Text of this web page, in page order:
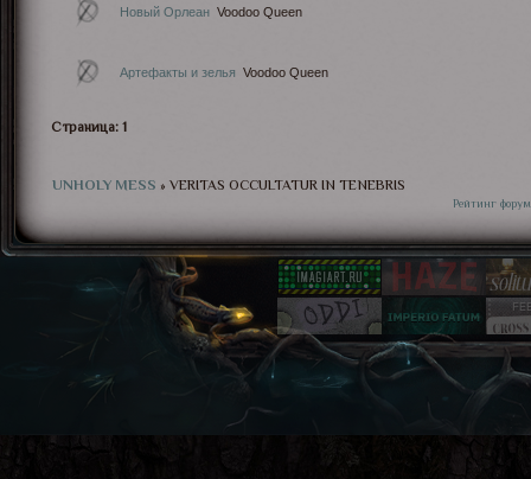
Новый Орлеан Voodoo Queen
Артефакты и зелья Voodoo Queen
Страница: 1
UNHOLY MESS » VERITAS OCCULTATUR IN TENEBRIS
Рейтинг